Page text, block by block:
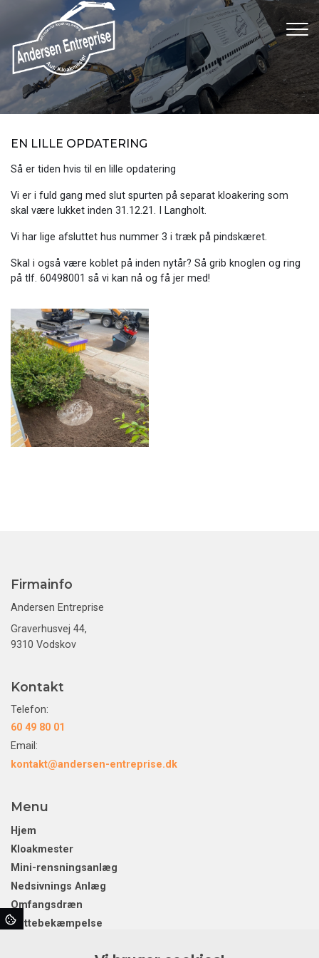
hovedindhold
EN LILLE OPDATERING
Så er tiden hvis til en lille opdatering
Vi er i fuld gang med slut spurten på separat kloakering som
skal være lukket inden 31.12.21. I Langholt.
Vi har lige afsluttet hus nummer 3 i træk på pindskæret.
Skal i også være koblet på inden nytår? Så grib knoglen og ring
på tlf. 60498001 så vi kan nå og få jer med!
Firmainfo
Andersen Entreprise
Graverhusvej 44,
9310 Vodskov
Kontakt
Telefon:
60 49 80 01
Email:
kontakt@andersen-entreprise.dk
Menu
Hjem
Kloakmester
Mini-rensningsanlæg
Nedsivnings Anlæg
Omfangsdræn
Rottebekæmpelse